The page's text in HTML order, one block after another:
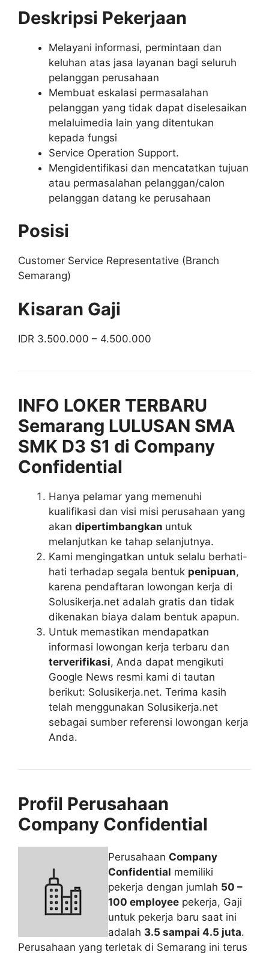
Deskripsi Pekerjaan
Melayani informasi, permintaan dan
keluhan atas jasa layanan bagi seluruh
pelanggan perusahaan
Membuat eskalasi permasalahan
pelanggan yang tidak dapat diselesaikan
melaluimedia lain yang ditentukan
kepada fungsi
Service Operation Support.
Mengidentifikasi dan mencatatkan tujuan
atau permasalahan pelanggan/calon
pelanggan datang ke perusahaan
Posisi
Customer Service Representative (Branch
Semarang)
Kisaran Gaji
IDR 3.500.000 – 4.500.000
INFO LOKER TERBARU
Semarang LULUSAN SMA
SMK D3 S1 di Company
Confidential
Hanya pelamar yang memenuhi
kualifikasi dan visi misi perusahaan yang
akan dipertimbangkan untuk
melanjutkan ke tahap selanjutnya.
Kami mengingatkan untuk selalu berhati-
hati terhadap segala bentuk penipuan,
karena pendaftaran lowongan kerja di
Solusikerja.net adalah gratis dan tidak
dikenakan biaya dalam bentuk apapun.
Untuk memastikan mendapatkan
informasi lowongan kerja terbaru dan
terverifikasi, Anda dapat mengikuti
Google News resmi kami di tautan
berikut: Solusikerja.net. Terima kasih
telah menggunakan Solusikerja.net
sebagai sumber referensi lowongan kerja
Anda.
Profil Perusahaan
Company Confidential
Perusahaan Company
Confidential memiliki
pekerja dengan jumlah 50 –
100 employee pekerja, Gaji
untuk pekerja baru saat ini
adalah 3.5 sampai 4.5 juta.
Perusahaan yang terletak di Semarang ini terus